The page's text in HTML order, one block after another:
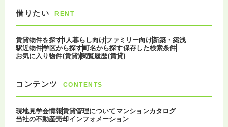
借りたい RENT
賃貸物件を探す1人暮らし向けファミリー向け新築・築浅
駅近物件学区から探す町名から探す保存した検索条件
お気に入り物件(賃貸)閲覧履歴(賃貸)
コンテンツ CONTENTS
現地見学会情報賃貸管理についてマンションカタログ
当社の不動産売却インフォメーション